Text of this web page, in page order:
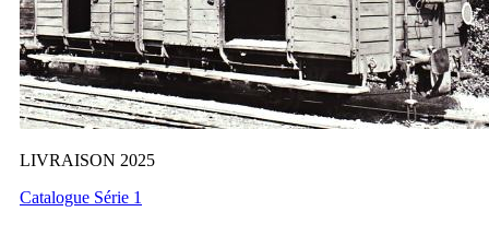
LIVRAISON 2025
Catalogue Série 1